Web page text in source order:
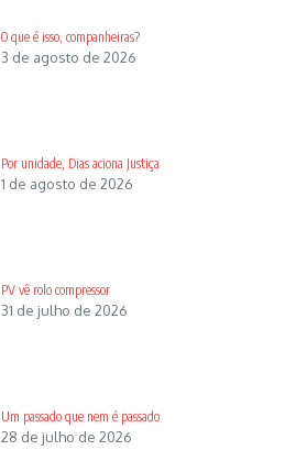
O que é isso, companheiras?
3 de agosto de 2026
Por unidade, Dias aciona Justiça
1 de agosto de 2026
PV vê rolo compressor
31 de julho de 2026
Um passado que nem é passado
28 de julho de 2026